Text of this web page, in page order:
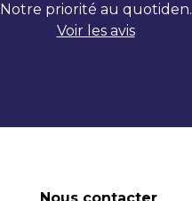
Notre priorité au quotiden.
Voir les avis